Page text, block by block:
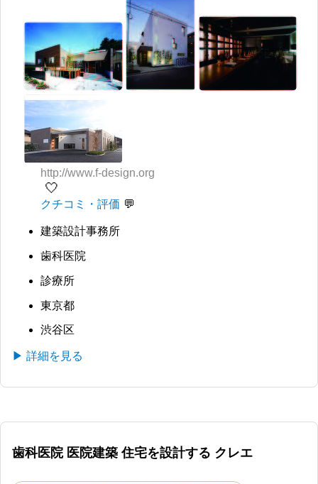
http://www.f-design.org
🤍
クチコミ・評価
建築設計事務所
歯科医院
診療所
東京都
渋谷区
▶ 詳細を見る
歯科医院 医院建築 住宅を設計する クレエ